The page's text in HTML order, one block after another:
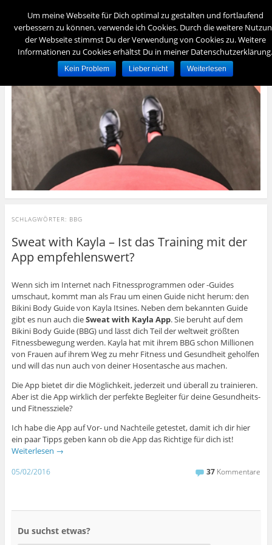
Menü
foreverydayfit
– für immer und jeden Tag fit –
SCHLAGWÖRTER: BBG
Sweat with Kayla – Ist das Training mit der
App empfehlenswert?
Wenn sich im Internet nach Fitnessprogrammen oder -Guides
umschaut, kommt man als Frau um einen Guide nicht herum: den
Bikini Body Guide von Kayla Itsines. Neben dem bekannten Guide
gibt es nun auch dieSweat with Kayla App. Sie beruht auf dem
Bikini Body Guide (BBG) und lässt dich Teil der weltweit größten
Fitnessbewegung werden. Kayla hat mit ihrem BBG schon Millionen
von Frauen auf ihrem Weg zu mehr Fitness und Gesundheit geholfen
und will das nun auch von deiner Hosentasche aus machen.
Die App bietet dir die Möglichkeit, jederzeit und überall zu trainieren.
Aber ist die App wirklich der perfekte Begleiter für deine Gesundheits-
und Fitnessziele?
Ich habe die App auf Vor- und Nachteile getestet, damit ich dir hier
ein paar Tipps geben kann ob die App das Richtige für dich ist!
Weiterlesen →
05/02/2016 37 Kommentare
Du suchst etwas?
Um meine Webseite für Dich optimal zu gestalten und fortlaufend
verbessern zu können, verwende ich Cookies. Durch die weitere
der Webseite stimmst Du der Verwendung von Cookies zu. Weitere
Informationen zu Cookies erhältst Du in meiner Datenschutzerklärung.
Kein Problem Lieber nicht Weiterlesen